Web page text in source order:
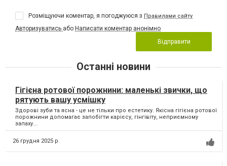
Розміщуючи коментар, я погоджуюся з Правилами сайту
Авторизуватись або Написати коментар анонімно
Відправити
Останні новини
Гігієна ротової порожнини: маленькі звички, що
рятують вашу усмішку
Здорові зуби та ясна - це не тільки про естетику. Якісна гігієна ротової
порожнини допомагає запобігти карієсу, гінгівіту, неприємному
запаху...
26 грудня 2025 р.